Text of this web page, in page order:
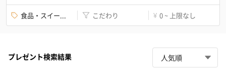
食品・スイー... こだわり ¥ 0 ~ 上限なし
プレゼント検索結果